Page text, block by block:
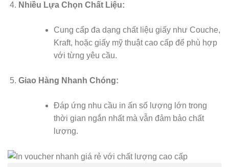
Nhiều Lựa Chọn Chất Liệu:
Cung cấp đa dạng chất liệu giấy như Couche,
Kraft, hoặc giấy mỹ thuật cao cấp để phù hợp
với từng yêu cầu.
Giao Hàng Nhanh Chóng:
Đáp ứng nhu cầu in ấn số lượng lớn trong
thời gian ngắn nhất mà vẫn đảm bảo chất
lượng.